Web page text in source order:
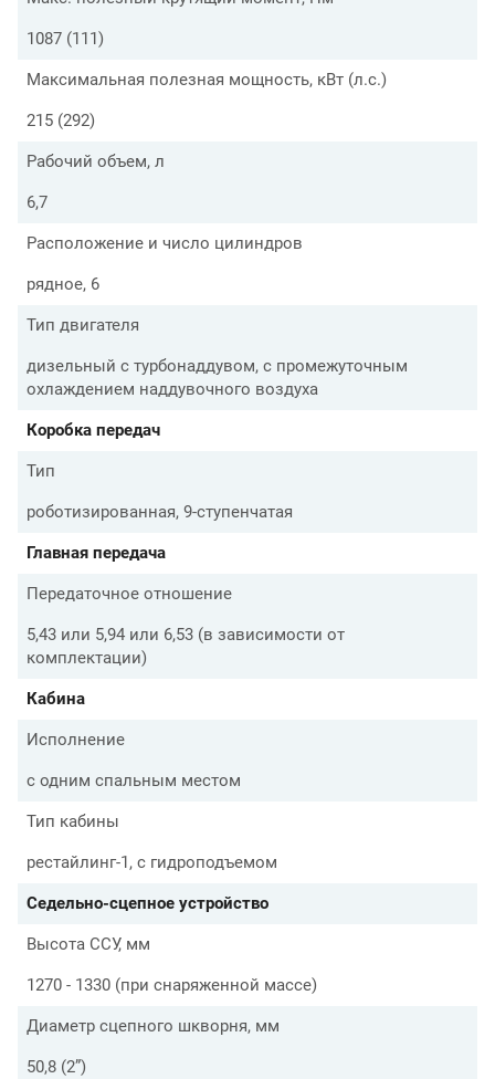
1087 (111)
Максимальная полезная мощность, кВт (л.с.)
215 (292)
Рабочий объем, л
6,7
Расположение и число цилиндров
рядное, 6
Тип двигателя
дизельный с турбонаддувом, с промежуточным
охлаждением наддувочного воздуха
Коробка передач
Тип
роботизированная, 9-ступенчатая
Главная передача
Передаточное отношение
5,43 или 5,94 или 6,53 (в зависимости от
комплектации)
Кабина
Исполнение
с одним спальным местом
Тип кабины
рестайлинг-1, с гидроподъемом
Седельно-сцепное устройство
Высота ССУ, мм
1270 - 1330 (при снаряженной массе)
Диаметр сцепного шкворня, мм
50,8 (2”)